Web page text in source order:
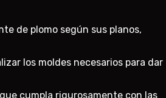
de plomo según sus planos,
los moldes necesarios para dar
cumpla rigurosamente con las